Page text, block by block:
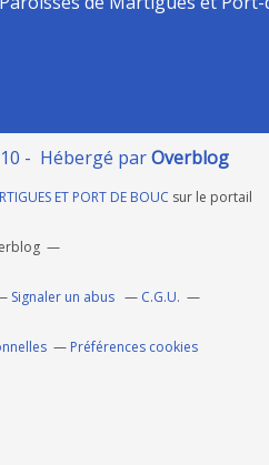
- Hébergé parOverblog
ET PORT DE BOUC sur le portail
Signaler un abus C.G.U.
Préférences cookies